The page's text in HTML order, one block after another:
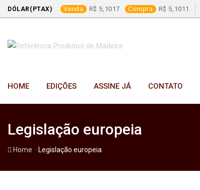
DÓLAR(PTAX) Venda 5,1017 Compra 5,1011
content
HOME EDIÇÕES ASSINE JÁ CONTATO
Legislação europeia
Home - Legislação europeia